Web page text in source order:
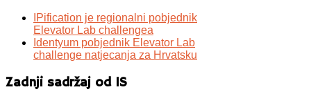
IPification je regionalni pobjednik
Elevator Lab challengea
Identyum pobjednik Elevator Lab
challenge natjecanja za Hrvatsku
Zadnji sadržaj od IS